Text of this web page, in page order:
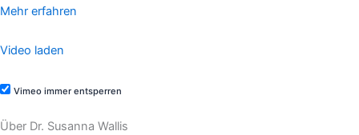
Mehr erfahren
Video laden
Vimeo immer entsperren
Über Dr. Susanna Wallis